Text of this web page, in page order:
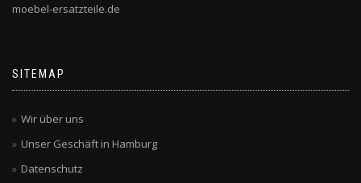
moebel-ersatzteile.de
SITEMAP
Wir über uns
Unser Geschäft in Hamburg
Datenschutz